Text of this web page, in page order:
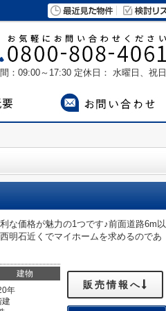
：09:00～17:30 定休日： 水曜日、祝日
な価格が魅力の1つです♪前面道路6m以
明石近くでマイホームを求めるのであ
建物
年
建
販売情報へ